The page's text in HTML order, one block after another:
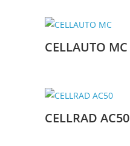
CELLAUTO MC
CELLRAD AC50